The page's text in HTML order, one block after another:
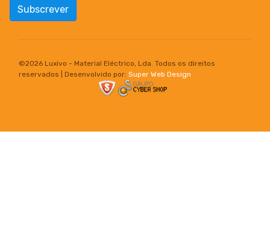
Subscrever
©2026 Luxivo - Material Eléctrico, Lda. Todos os direitos
reservados | Desenvolvido por: Super Web Design